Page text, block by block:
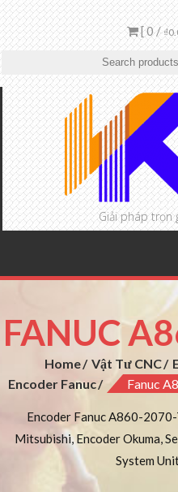
[ 0 /
Giải pháp trọn
Home Vật Tư CNC
Encoder Fanuc
Fanuc
Encoder Fanuc A860-
Mitsubishi, Encoder Okuma,
System